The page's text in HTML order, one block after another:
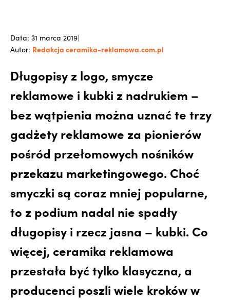
Data: 31 marca 2019|
Autor: Redakcja ceramika-reklamowa.com.pl
Długopisy z logo, smycze
reklamowe i kubki z nadrukiem –
bez wątpienia można uznać te trzy
gadżety reklamowe za pionierów
pośród przełomowych nośników
przekazu marketingowego. Choć
smyczki są coraz mniej popularne,
to z podium nadal nie spadły
długopisy i rzecz jasna – kubki. Co
więcej, ceramika reklamowa
przestała być tylko klasyczna, a
producenci poszli wiele kroków w